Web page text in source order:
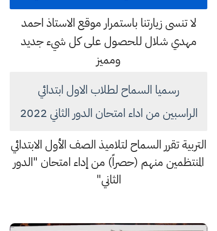
لا تنسى زيارتنا باستمرار موقع الاستاذ احمد
مهدي شلال للحصول على كل شيء جديد
ومميز
رسميا السماح لطلاب الاول ابتدائي
الراسبين من اداء امتحان الدور الثاني 2022
التربية تقرر السماح لتلاميذ الصف الأول الابتدائي
المنتظمين منهم (حصراً) من إداء امتحان "الدور
الثاني"